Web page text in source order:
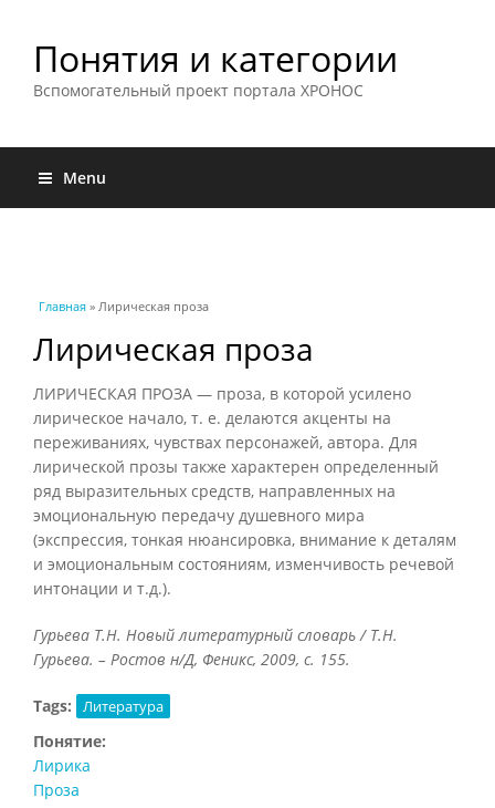
Понятия и категории
Вспомогательный проект портала ХРОНОС
Menu
Вы здесь
Главная » Лирическая проза
Лирическая проза
ЛИРИЧЕСКАЯ ПРОЗА — проза, в которой усилено
лирическое начало, т. е. делаются акценты на
переживаниях, чувствах персонажей, автора. Для
лирической прозы также характерен определенный
ряд выразительных средств, направленных на
эмоциональную передачу душевного мира
(экспрессия, тонкая нюансировка, внимание к деталям
и эмоциональным состояниям, изменчивость речевой
интонации и т.д.).
Гурьева Т.Н. Новый литературный словарь / Т.Н.
Гурьева. – Ростов н/Д, Феникс, 2009, с. 155.
Tags: Литература
Понятие:
Лирика
Проза